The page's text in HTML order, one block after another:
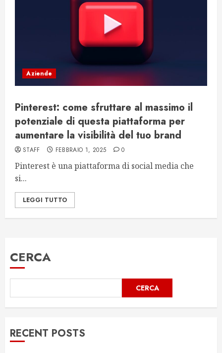
Aziende
Pinterest: come sfruttare al massimo il
potenziale di questa piattaforma per
aumentare la visibilità del tuo brand
STAFF FEBBRAIO 1, 2025 0
Pinterest è una piattaforma di social media che
si...
LEGGI TUTTO
CERCA
CERCA
RECENT POSTS